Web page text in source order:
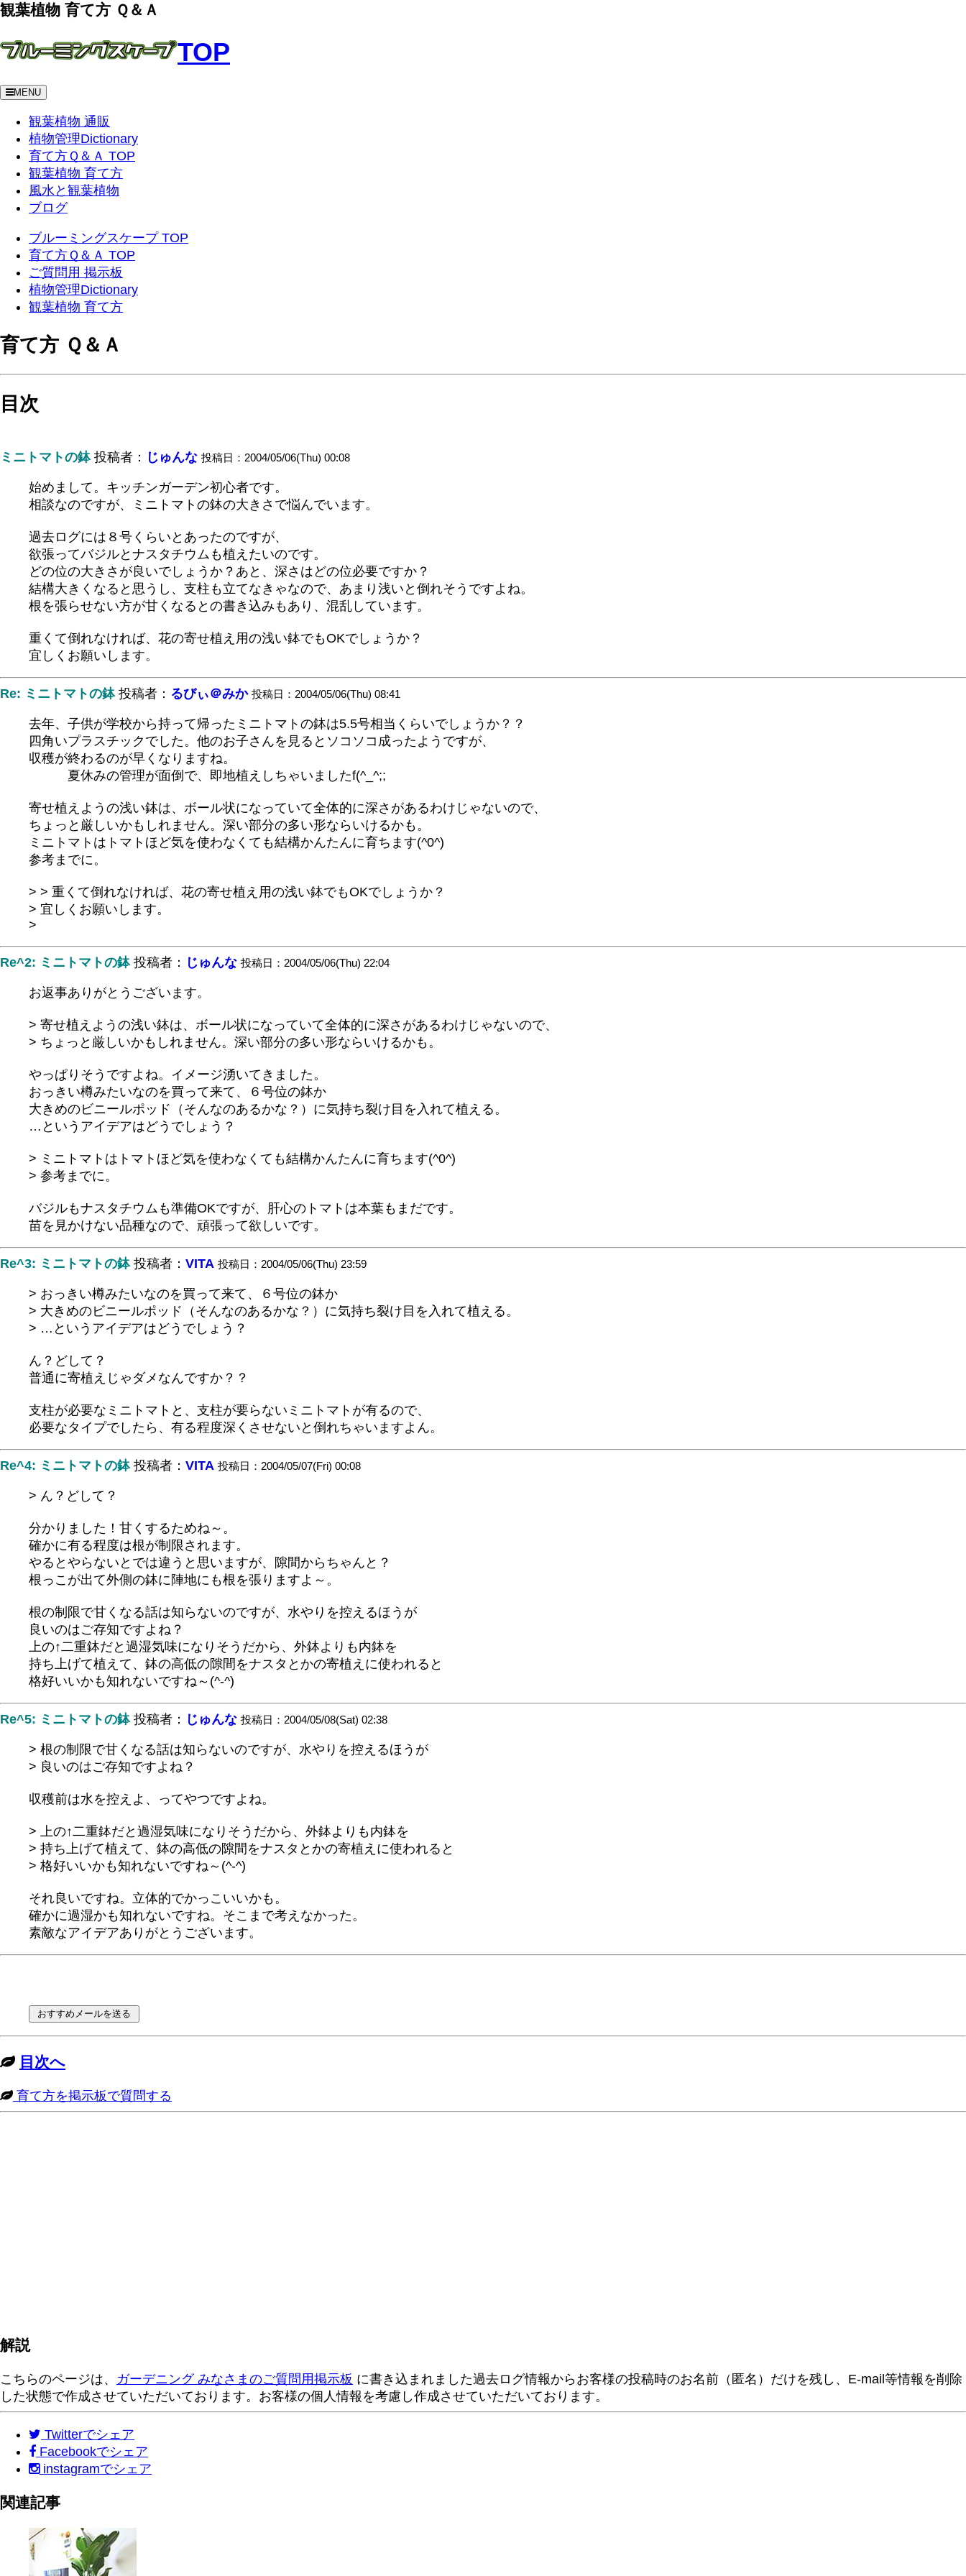
観葉植物 育て方 Ｑ＆Ａ
TOP
MENU
観葉植物 通販
植物管理Dictionary
育て方Ｑ＆Ａ TOP
観葉植物 育て方
風水と観葉植物
ブログ
ブルーミングスケープ TOP
育て方Ｑ＆Ａ TOP
ご質問用 掲示板
植物管理Dictionary
観葉植物 育て方
育て方 Ｑ＆Ａ
目次
ミニトマトの鉢投稿者： じゅんな 投稿日：2004/05/06(Thu) 00:08
始めまして。キッチンガーデン初心者です。
相談なのですが、ミニトマトの鉢の大きさで悩んでいます。
過去ログには８号くらいとあったのですが、
欲張ってバジルとナスタチウムも植えたいのです。
どの位の大きさが良いでしょうか？あと、深さはどの位必要ですか？
結構大きくなると思うし、支柱も立てなきゃなので、あまり浅いと倒れそうですよね。
根を張らせない方が甘くなるとの書き込みもあり、混乱しています。
重くて倒れなければ、花の寄せ植え用の浅い鉢でもOKでしょうか？
宜しくお願いします。
Re: ミニトマトの鉢投稿者： るびぃ＠みか 投稿日：2004/05/06(Thu) 08:41
去年、子供が学校から持って帰ったミニトマトの鉢は5.5号相当くらいでしょうか？？
四角いプラスチックでした。他のお子さんを見るとソコソコ成ったようですが、
収穫が終わるのが早くなりますね。
夏休みの管理が面倒で、即地植えしちゃいましたf(^_^;;
寄せ植えようの浅い鉢は、ボール状になっていて全体的に深さがあるわけじゃないので、
ちょっと厳しいかもしれません。深い部分の多い形ならいけるかも。
ミニトマトはトマトほど気を使わなくても結構かんたんに育ちます(^0^)
参考までに。
> > 重くて倒れなければ、花の寄せ植え用の浅い鉢でもOKでしょうか？
> 宜しくお願いします。
>
Re^2: ミニトマトの鉢投稿者： じゅんな 投稿日：2004/05/06(Thu) 22:04
お返事ありがとうございます。
> 寄せ植えようの浅い鉢は、ボール状になっていて全体的に深さがあるわけじゃないので、
> ちょっと厳しいかもしれません。深い部分の多い形ならいけるかも。
やっぱりそうですよね。イメージ湧いてきました。
おっきい樽みたいなのを買って来て、６号位の鉢か
大きめのビニールポッド（そんなのあるかな？）に気持ち裂け目を入れて植える。
…というアイデアはどうでしょう？
> ミニトマトはトマトほど気を使わなくても結構かんたんに育ちます(^0^)
> 参考までに。
バジルもナスタチウムも準備OKですが、肝心のトマトは本葉もまだです。
苗を見かけない品種なので、頑張って欲しいです。
Re^3: ミニトマトの鉢投稿者： VITA 投稿日：2004/05/06(Thu) 23:59
> おっきい樽みたいなのを買って来て、６号位の鉢か
> 大きめのビニールポッド（そんなのあるかな？）に気持ち裂け目を入れて植える。
> …というアイデアはどうでしょう？
ん？どして？
普通に寄植えじゃダメなんですか？？
支柱が必要なミニトマトと、支柱が要らないミニトマトが有るので、
必要なタイプでしたら、有る程度深くさせないと倒れちゃいますよん。
Re^4: ミニトマトの鉢投稿者： VITA 投稿日：2004/05/07(Fri) 00:08
> ん？どして？
分かりました！甘くするためね～。
確かに有る程度は根が制限されます。
やるとやらないとでは違うと思いますが、隙間からちゃんと？
根っこが出て外側の鉢に陣地にも根を張りますよ～。
根の制限で甘くなる話は知らないのですが、水やりを控えるほうが
良いのはご存知ですよね？
上の↑二重鉢だと過湿気味になりそうだから、外鉢よりも内鉢を
持ち上げて植えて、鉢の高低の隙間をナスタとかの寄植えに使われると
格好いいかも知れないですね～(^-^)
Re^5: ミニトマトの鉢投稿者： じゅんな 投稿日：2004/05/08(Sat) 02:38
> 根の制限で甘くなる話は知らないのですが、水やりを控えるほうが
> 良いのはご存知ですよね？
収穫前は水を控えよ、ってやつですよね。
> 上の↑二重鉢だと過湿気味になりそうだから、外鉢よりも内鉢を
> 持ち上げて植えて、鉢の高低の隙間をナスタとかの寄植えに使われると
> 格好いいかも知れないですね～(^-^)
それ良いですね。立体的でかっこいいかも。
確かに過湿かも知れないですね。そこまで考えなかった。
素敵なアイデアありがとうございます。
目次へ
育て方を掲示板で質問する
解説
こちらのページは、 ガーデニング みなさまのご質問用掲示板 に書き込まれました過去ログ情報からお客様の投稿時のお名前（匿名）だけを残し、E-mail等情報を削除
した状態で作成させていただいております。お客様の個人情報を考慮し作成させていただいております。
Twitterでシェア
Facebookでシェア
instagramでシェア
関連記事